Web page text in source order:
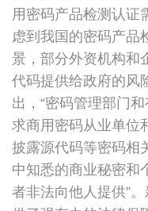
用密码产品检测认证
虑到我国的密码产品
景，部分外资机构和
代码提供给政府的风
出，“密码管理部门
求商用密码从业单位
披露源代码等密码相
中知悉的商业秘密和
者非法向他人提供”